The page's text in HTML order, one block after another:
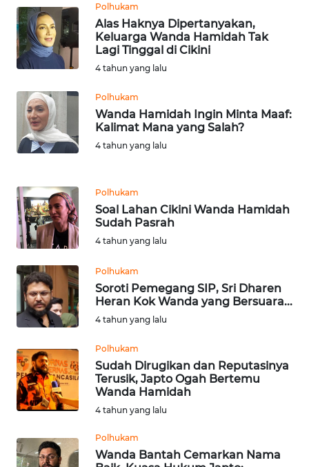
Polhukam
Alas Haknya Dipertanyakan,
Keluarga Wanda Hamidah Tak
Lagi Tinggal di Cikini
4 tahun yang lalu
Polhukam
Wanda Hamidah Ingin Minta Maaf:
Kalimat Mana yang Salah?
4 tahun yang lalu
Polhukam
Soal Lahan Cikini Wanda Hamidah
Sudah Pasrah
4 tahun yang lalu
Polhukam
Soroti Pemegang SIP, Sri Dharen
Heran Kok Wanda yang Bersuara...
4 tahun yang lalu
Polhukam
Sudah Dirugikan dan Reputasinya
Terusik, Japto Ogah Bertemu
Wanda Hamidah
4 tahun yang lalu
Polhukam
Wanda Bantah Cemarkan Nama
WN
RIAU
WN
WN
JAMBI
SULTRA
WN
NTB
WN
SULTENG
WN
WN
BABEL
SUMBAR